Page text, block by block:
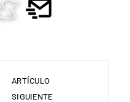
ARTÍCULO
SIGUIENTE